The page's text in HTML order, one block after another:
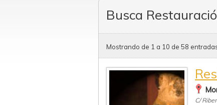
Busca
Mostrando de 1 a 10 de 58
C/